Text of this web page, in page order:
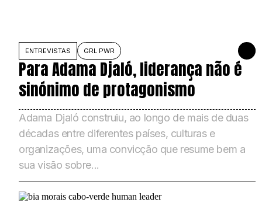
ENTREVISTAS GRL PWR 27 DE
Para Adama Djaló, liderança não é
sinónimo de protagonismo
Adama Djaló construiu, ao longo de mais de duas
décadas entre diferentes países, culturas e
organizações, uma convicção que resume bem a
sua visão sobre...